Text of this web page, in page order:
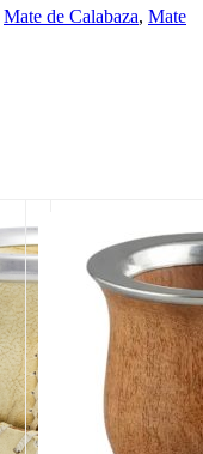
Mate de Calabaza, Mate